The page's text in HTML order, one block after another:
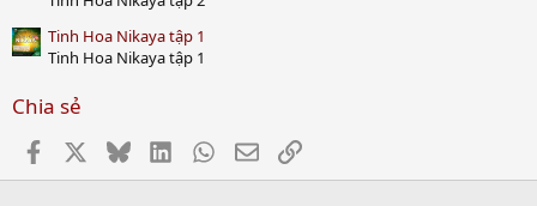
Tinh Hoa Nikaya tập 1
Tinh Hoa Nikaya tập 1
Chia sẻ
Facebook BlueskyLinkedInWhatsApp
EmailLink